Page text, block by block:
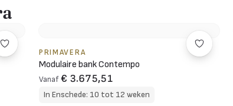
PRIMAVERA
Modulaire bank Contempo
Vanaf € 3.675,51
In Enschede: 10 tot 12 weken